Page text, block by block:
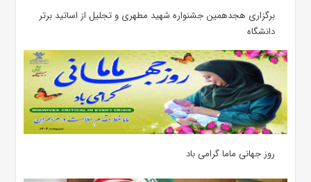
برگزاری هجدهمین جشنواره شهید مطهری و تجلیل از اساتید برتر
دانشگاه
روز جهانی ماما گرامی باد